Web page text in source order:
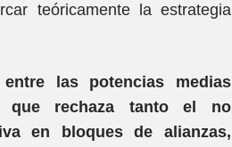
teóricamente la estrategia
las potencias medias
que rechaza tanto el no
en bloques de alianzas,